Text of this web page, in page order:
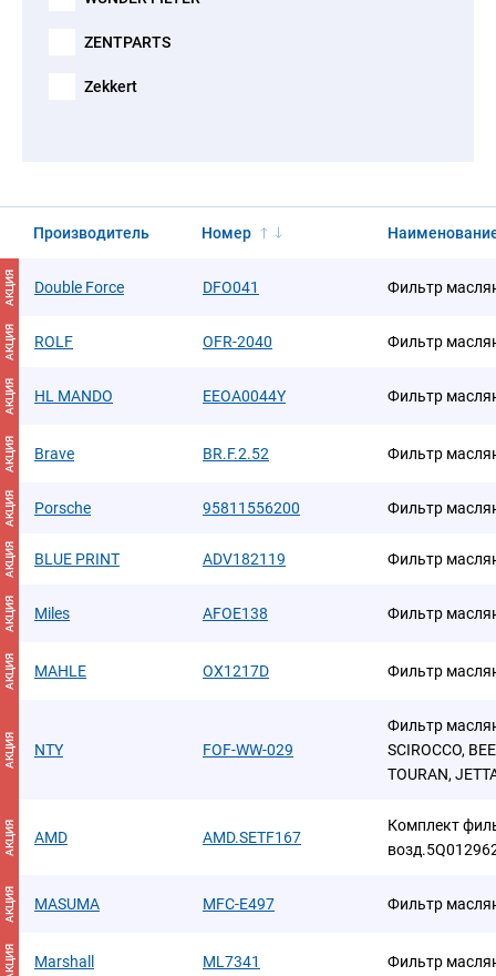
ZENTPARTS
Zekkert
Производитель Номер
АКЦИЯ Double Force DFO041 Фильтр
АКЦИЯ ROLF OFR-2040 Фильтр
АКЦИЯ HL MANDO EEOA0044Y Фильтр
АКЦИЯ Brave BR.F.2.52 Фильтр
АКЦИЯ Porsche 95811556200 Фильтр
АКЦИЯ BLUE PRINT ADV182119 Фильтр
АКЦИЯ Miles AFOE138 Фильтр
АКЦИЯ MAHLE OX1217D Фильтр
АКЦИЯ NTY FOF-WW-029
Фильтр
SCIROCCO,
TOURAN,
АКЦИЯ AMD AMD.SETF167
Комплект
АКЦИЯ MASUMA MFC-E497 Фильтр
АКЦИЯ Marshall ML7341 Фильтр